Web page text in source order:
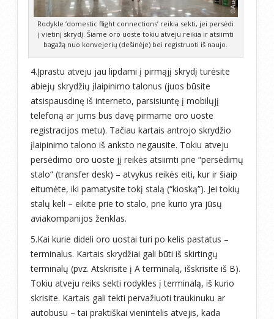
Rodykle ‘domestic flight connections’ reikia sekti, jei persėdi
į vietinį skrydį. Šiame oro uoste tokiu atveju reikia ir atsiimti
bagažą nuo konvejerių (dešinėje) bei registruoti iš naujo.
4.Įprastu atveju jau lipdami į pirmąjį skrydį turėsite
abiejų skrydžių įlaipinimo talonus (juos būsite
atsispausdinę iš interneto, parsisiuntę į mobilųjį
telefoną ar jums bus davę pirmame oro uoste
registracijos metu). Tačiau kartais antrojo skrydžio
įlaipinimo talono iš anksto negausite. Tokiu atveju
persėdimo oro uoste jį reikės atsiimti prie “persėdimų
stalo” (transfer desk) – atvykus reikės eiti, kur ir šiaip
eitumėte, iki pamatysite tokį stalą (“kioską”). Jei tokių
stalų keli – eikite prie to stalo, prie kurio yra jūsų
aviakompanijos ženklas.
5.Kai kurie dideli oro uostai turi po kelis pastatus –
terminalus. Kartais skrydžiai gali būti iš skirtingų
terminalų (pvz. Atskrisite į A terminalą, išskrisite iš B).
Tokiu atveju reiks sekti rodykles į terminalą, iš kurio
skrisite. Kartais gali tekti pervažiuoti traukinuku ar
autobusu – tai praktiškai vienintelis atvejis, kada